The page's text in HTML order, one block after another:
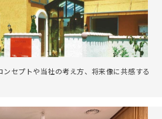
セプトや当社の考え方、将来像に共感する